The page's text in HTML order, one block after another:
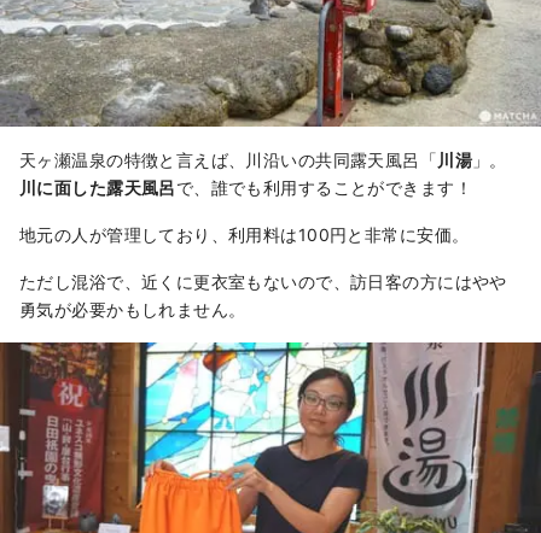
天ヶ瀬温泉の特徴と言えば、川沿いの共同露天風呂「川湯」。
川に面した露天風呂で、誰でも利用することができます！
地元の人が管理しており、利用料は100円と非常に安価。
ただし混浴で、近くに更衣室もないので、訪日客の方にはやや
勇気が必要かもしれません。